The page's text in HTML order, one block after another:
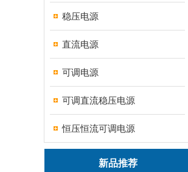
稳压电源
直流电源
可调电源
可调直流稳压电源
恒压恒流可调电源
新品推荐